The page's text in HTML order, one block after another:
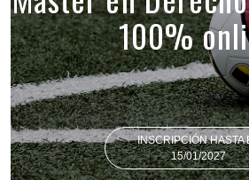
100%
INSCRIPCIÓN HASTA
15/01/2027